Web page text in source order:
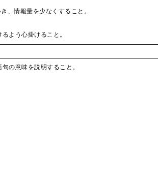
、情報量を少なくすること。
よう心掛けること。
の意味を説明すること。